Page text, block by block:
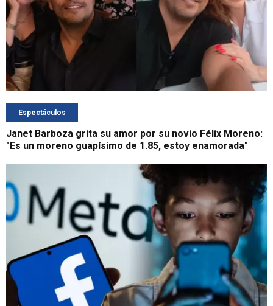
Espectáculos
Janet Barboza grita su amor por su novio Félix Moreno:
"Es un moreno guapísimo de 1.85, estoy enamorada"